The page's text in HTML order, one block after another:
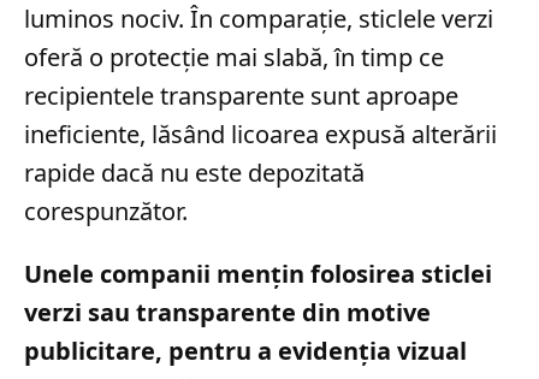
luminos nociv. În comparație, sticlele verzi
oferă o protecție mai slabă, în timp ce
recipientele transparente sunt aproape
ineficiente, lăsând licoarea expusă alterării
rapide dacă nu este depozitată
corespunzător.
Unele companii mențin folosirea sticlei
verzi sau transparente din motive
publicitare, pentru a evidenția vizual